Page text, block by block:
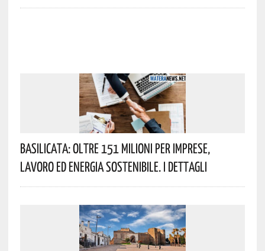
Basilicata: Oltre 151 Milioni Per Imprese,
Lavoro Ed Energia Sostenibile. I Dettagli